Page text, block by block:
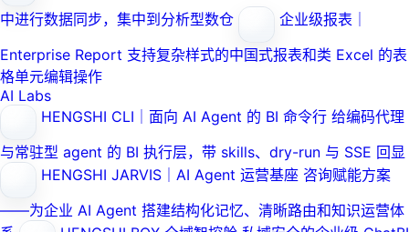
中进行数据同步，集中到分析型数仓
企业级报表｜
Enterprise Report 支持复杂样式的中国式报表和类 Excel 的表
格单元编辑操作
AI Labs
HENGSHI CLI｜面向 AI Agent 的 BI 命令行 给编码代理
与常驻型 agent 的 BI 执行层，带 skills、dry-run 与 SSE 回显
HENGSHI JARVIS｜AI Agent 运营基座 咨询赋能方案
——为企业 AI Agent 搭建结构化记忆、清晰路由和知识运营体